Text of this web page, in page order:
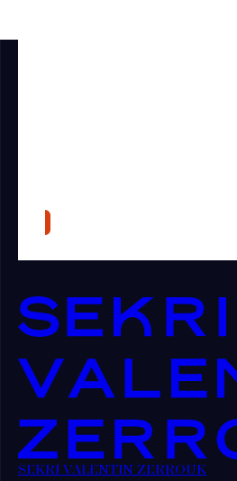
SEKRI VALENTIN ZERROUK